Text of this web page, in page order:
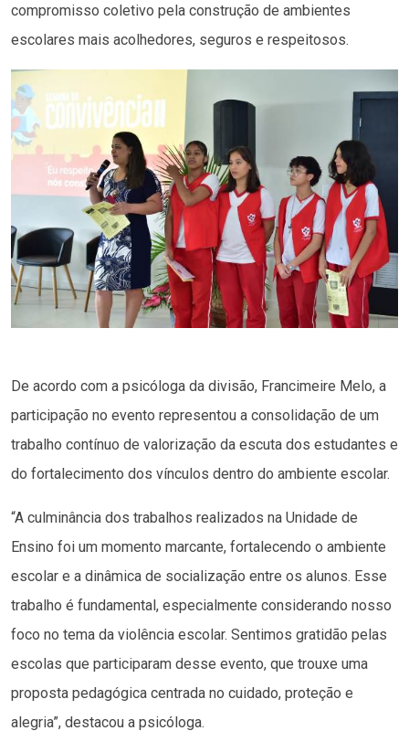
compromisso coletivo pela construção de ambientes
escolares mais acolhedores, seguros e respeitosos.
De acordo com a psicóloga da divisão, Francimeire Melo, a
participação no evento representou a consolidação de um
trabalho contínuo de valorização da escuta dos estudantes e
do fortalecimento dos vínculos dentro do ambiente escolar.
“A culminância dos trabalhos realizados na Unidade de
Ensino foi um momento marcante, fortalecendo o ambiente
escolar e a dinâmica de socialização entre os alunos. Esse
trabalho é fundamental, especialmente considerando nosso
foco no tema da violência escolar. Sentimos gratidão pelas
escolas que participaram desse evento, que trouxe uma
proposta pedagógica centrada no cuidado, proteção e
alegria”, destacou a psicóloga.